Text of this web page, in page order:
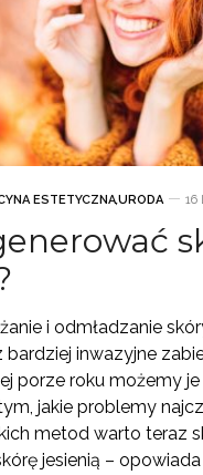
ESTETYCZNA,URODA 16
i odmładzanie
bardziej inwazyjne
porze roku możemy
jakie problemy
metod warto teraz
jesienią – opowiada